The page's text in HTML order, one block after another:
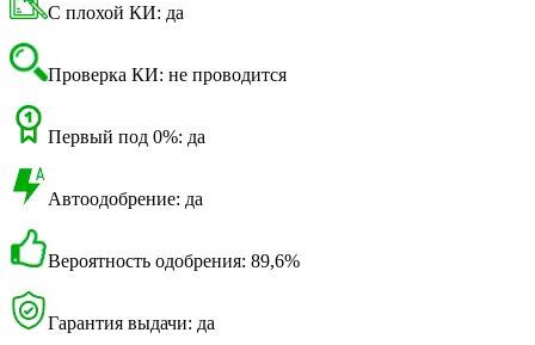
С плохой КИ: да
Проверка КИ: не проводится
Первый под 0%: да
Автоодобрение: да
Вероятность одобрения: 89,6%
Гарантия выдачи: да